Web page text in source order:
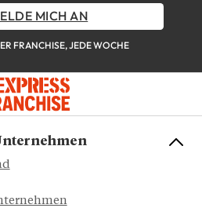
MICH AN
FRANCHISE, JEDE WOCHE